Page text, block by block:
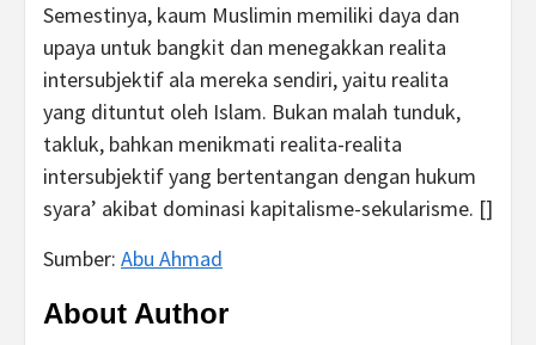
Semestinya, kaum Muslimin memiliki daya dan
upaya untuk bangkit dan menegakkan realita
intersubjektif ala mereka sendiri, yaitu realita
yang dituntut oleh Islam. Bukan malah tunduk,
takluk, bahkan menikmati realita-realita
intersubjektif yang bertentangan dengan hukum
syara’ akibat dominasi kapitalisme-sekularisme. []
Sumber: Abu Ahmad
About Author